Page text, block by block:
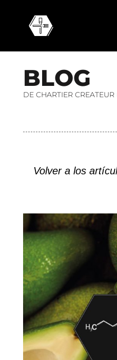
BLOG
DE CHARTIER
Volver a los